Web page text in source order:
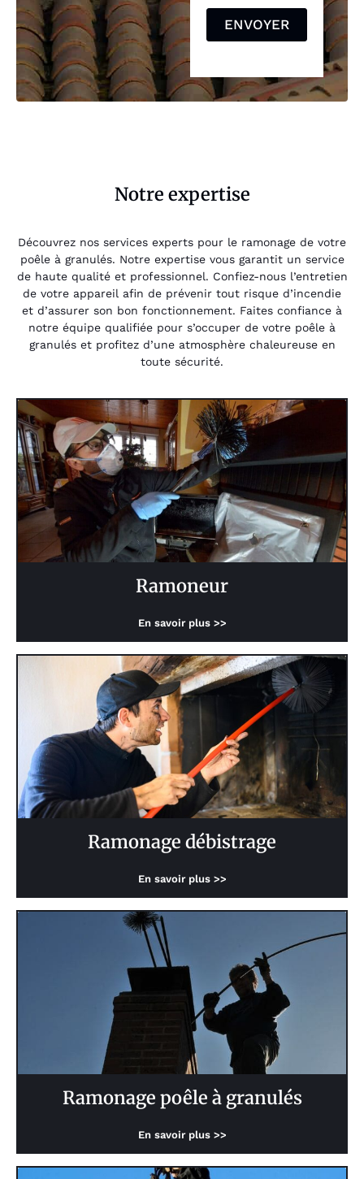
ENVOYER
Notre expertise
Découvrez nos services experts pour le ramonage de votre
poêle à granulés. Notre expertise vous garantit un service
de haute qualité et professionnel. Confiez-nous l’entretien
de votre appareil afin de prévenir tout risque d’incendie
et d’assurer son bon fonctionnement. Faites confiance à
notre équipe qualifiée pour s’occuper de votre poêle à
granulés et profitez d’une atmosphère chaleureuse en
toute sécurité.
Ramoneur
En savoir plus >>
Ramonage débistrage
En savoir plus >>
Ramonage poêle à granulés
En savoir plus >>